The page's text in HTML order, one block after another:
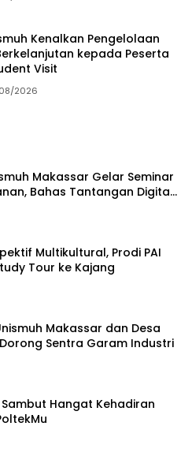
Kenalkan Pengelolaan
kepada Peserta
Visit
2026
Makassar Gelar Seminar
Bahas Tantangan Digital
Multikultural, Prodi PAI
Tour ke Kajang
Makassar dan Desa
Sentra Garam Industri
Hangat Kehadiran